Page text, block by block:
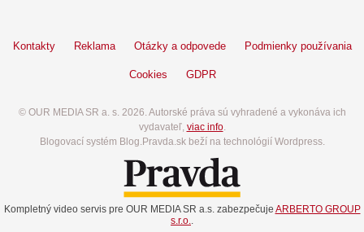
Kontakty Reklama Otázky a odpovede Podmienky používania
Cookies GDPR
© OUR MEDIA SR a. s. 2026. Autorské práva sú vyhradené a vykonáva ich
vydavateľ, viac info.
Blogovací systém Blog.Pravda.sk beží na technológií Wordpress.
Kompletný video servis pre OUR MEDIA SR a.s. zabezpečuje ARBERTO GROUP
s.r.o..